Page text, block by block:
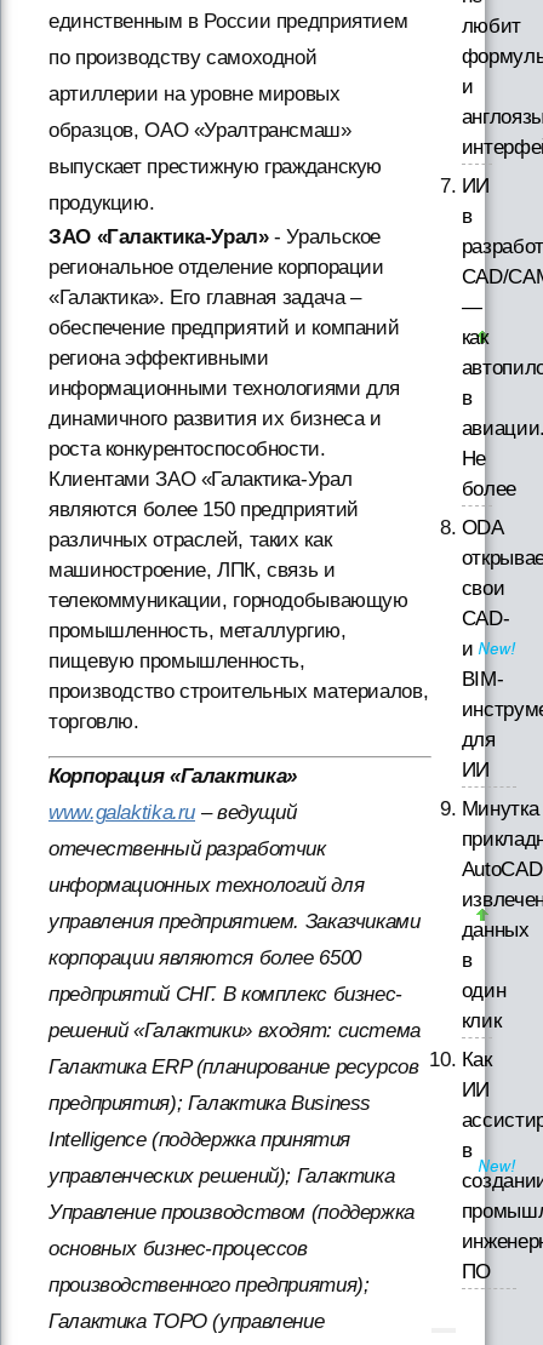
единственным в России предприятием
по производству самоходной
артиллерии на уровне мировых
образцов, ОАО «Уралтрансмаш»
выпускает престижную гражданскую
продукцию.
ЗАО «Галактика-Урал»- Уральское
региональное отделение корпорации
«Галактика». Его главная задача –
обеспечение предприятий и компаний
региона эффективными
информационными технологиями для
динамичного развития их бизнеса и
роста конкурентоспособности.
Клиентами ЗАО «Галактика-Урал
являются более 150 предприятий
различных отраслей, таких как
машиностроение, ЛПК, связь и
телекоммуникации, горнодобывающую
промышленность, металлургию,
пищевую промышленность,
производство строительных материалов,
торговлю.
Корпорация «Галактика»
www.galaktika.ru – ведущий
отечественный разработчик
информационных технологий для
управления предприятием. Заказчиками
корпорации являются более 6500
предприятий СНГ. В комплекс бизнес-
решений «Галактики» входят: система
Галактика ERP (планирование ресурсов
предприятия); Галактика Business
Intelligence (поддержка принятия
управленческих решений); Галактика
Управление производством (поддержка
основных бизнес-процессов
производственного предприятия);
Галактика ТОРО (управление
любит
и
ИИ
в
CAD/
—
как
в
Не
более
ODA
свои
CAD-
и
BIM-
для
ИИ
Минутка
данных
в
один
клик
Как
ИИ
в
ПО